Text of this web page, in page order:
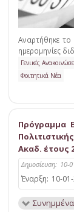
Αναρτήθηκε το
ημερομηνίες
Γενικές
Φοιτητικά Νέα
Πρόγραμμα
Ακαδ. έτους
Δημοσίευση: 10-
Έναρξη: 10-